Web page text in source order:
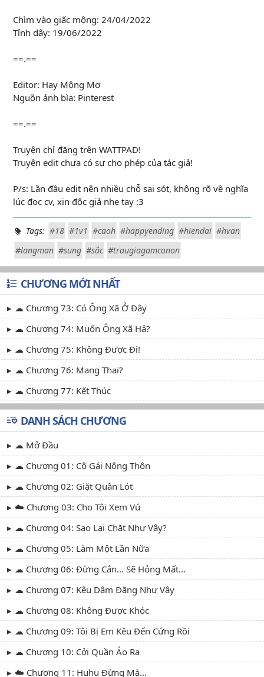
Chìm vào giấc mộng: 24/04/2022
Tỉnh dậy: 19/06/2022
==.==
Editor: Hay Mộng Mơ
Nguồn ảnh bìa: Pinterest
==.==
Truyện chỉ đăng trên WATTPAD!
Truyện edit chưa có sự cho phép của tác giả!
P/s: Lần đầu edit nên nhiều chỗ sai sót, không rõ về nghĩa
lúc đọc cv, xin độc giả nhẹ tay :3
Tags: #18 #1v1 #caoh #happyending #hiendai #hvan
#langman #sung #sắc #traugiagamconon
CHƯƠNG MỚI NHẤT
☁ Chương 73: Có Ông Xã Ở Đây
☁ Chương 74: Muốn Ông Xã Hả?
☁ Chương 75: Không Được Đi!
☁ Chương 76: Mang Thai?
☁ Chương 77: Kết Thúc
DANH SÁCH CHƯƠNG
☁ Mở Đầu
☁ Chương 01: Cô Gái Nông Thôn
☁ Chương 02: Giặt Quần Lót
☁️ Chương 03: Cho Tôi Xem Vú
☁ Chương 04: Sao Lại Chặt Như Vậy?
☁ Chương 05: Làm Một Lần Nữa
☁ Chương 06: Đừng Cắn... Sẽ Hỏng Mất...
☁ Chương 07: Kêu Dâm Đãng Như Vậy
☁ Chương 08: Không Được Khóc
☁ Chương 09: Tôi Bị Em Kêu Đến Cứng Rồi
☁ Chương 10: Cởi Quần Áo Ra
☁️ Chương 11: Huhu Đừng Mà...